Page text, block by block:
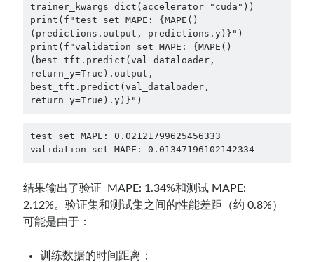
trainer_kwargs=dict(accelerator="cuda"))
print(f"test set MAPE: {MAPE()
(predictions.output, predictions.y)}")
print(f"validation set MAPE: {MAPE()
(best_tft.predict(val_dataloader,
return_y=True).output,
best_tft.predict(val_dataloader,
return_y=True).y)}")
test set MAPE: 0.02121799625456333
validation set MAPE: 0.01347196102142334
结果输出了验证 MAPE: 1.34%和测试 MAPE:
2.12%。验证集和测试集之间的性能差距（约 0.8%）
可能是由于：
训练数据的时间距离；